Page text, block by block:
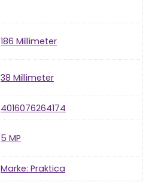
‎186 Millimeter
‎38 Millimeter
‎4016076264174
‎5 MP
Marke: Praktica